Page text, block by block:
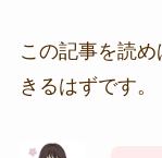
この記事を読
きるはずです。